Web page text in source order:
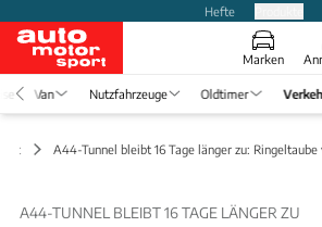
Hefte
Marken
Van Nutzfahrzeuge Oldtimer
A44-Tunnel bleibt 16 Tage länger zu:
A44-TUNNEL BLEIBT 16 TAGE LÄNGER ZU